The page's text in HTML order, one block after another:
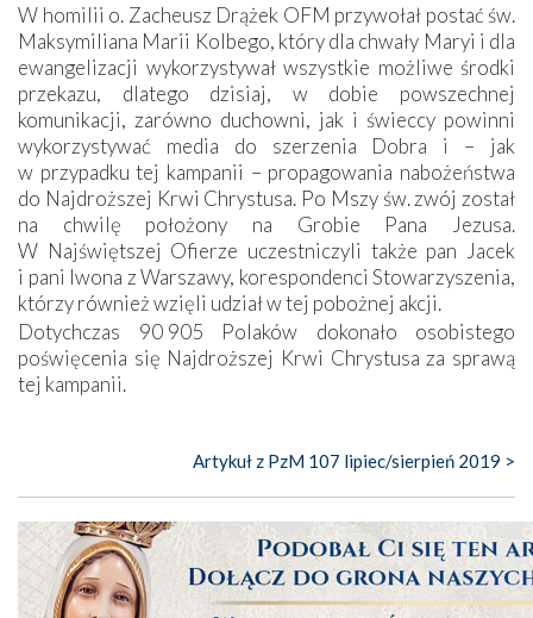
W homilii o. Zacheusz Drążek OFM przywołał postać św.
Maksymiliana Marii Kolbego, który dla chwały Maryi i dla
ewangelizacji wykorzystywał wszystkie możliwe środki
przekazu, dlatego dzisiaj, w dobie powszechnej
komunikacji, zarówno duchowni, jak i świeccy powinni
wykorzystywać media do szerzenia Dobra i – jak
w przypadku tej kampanii – propagowania nabożeństwa
do Najdroższej Krwi Chrystusa. Po Mszy św. zwój został
na chwilę położony na Grobie Pana Jezusa.
W Najświętszej Ofierze uczestniczyli także pan Jacek
i pani Iwona z Warszawy, korespondenci Stowarzyszenia,
którzy również wzięli udział w tej pobożnej akcji.
Dotychczas 90 905 Polaków dokonało osobistego
poświęcenia się Najdroższej Krwi Chrystusa za sprawą
tej kampanii.
Artykuł z PzM 107 lipiec/sierpień 2019 >